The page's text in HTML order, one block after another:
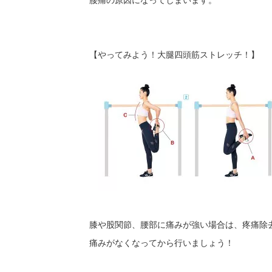
【やってみよう！大腿四頭筋ストレッチ！】
膝や股関節、腰部に痛みが強い場合は、疼痛除
痛みがなくなってから行いましょう！